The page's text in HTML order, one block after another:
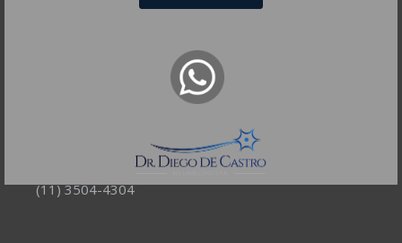
R. Itapeva, 518 - sala 1301
Bela Vista - São Paulo - SP
(11) 3504-4304